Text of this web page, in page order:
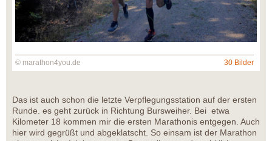
© marathon4you.de 30 Bilder
Das ist auch schon die letzte Verpflegungsstation auf der ersten
Runde. es geht zurück in Richtung Bursweiher. Bei etwa
Kilometer 18 kommen mir die ersten Marathonis entgegen. Auch
hier wird gegrüßt und abgeklatscht. So einsam ist der Marathon